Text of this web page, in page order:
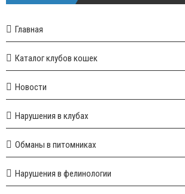
Главная
Каталог клубов кошек
Новости
Нарушения в клубах
Обманы в питомниках
Нарушения в фелинологии